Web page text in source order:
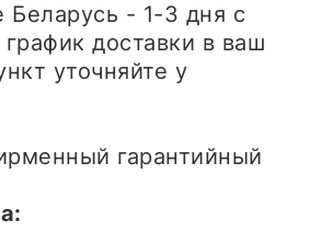
Беларусь - 1-3 дня с
доставки в ваш
уточняйте у
гарантийный